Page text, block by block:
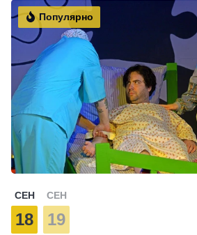
Популярно
СЕН
18
СЕН
19